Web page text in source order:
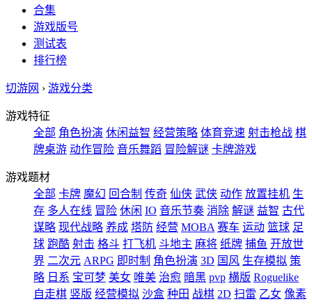
合集
游戏版号
测试表
排行榜
切游网 › 游戏分类
游戏特征
全部 角色扮演 休闲益智 经营策略 体育竞速 射击枪战 棋
牌桌游 动作冒险 音乐舞蹈 冒险解谜 卡牌游戏
游戏题材
全部 卡牌 魔幻 回合制 传奇 仙侠 武侠 动作 放置挂机 生
存 多人在线 冒险 休闲 IO 音乐节奏 消除 解谜 益智 古代
谋略 现代战略 养成 塔防 经营 MOBA 赛车 运动 篮球 足
球 跑酷 射击 格斗 打飞机 斗地主 麻将 纸牌 捕鱼 开放世
界 二次元 ARPG 即时制 角色扮演 3D 国风 生存模拟 策
略 日系 宝可梦 美女 唯美 治愈 暗黑 pvp 横版 Roguelike
自走棋 竖版 经营模拟 沙盒 种田 战棋 2D 扫雷 乙女 像素